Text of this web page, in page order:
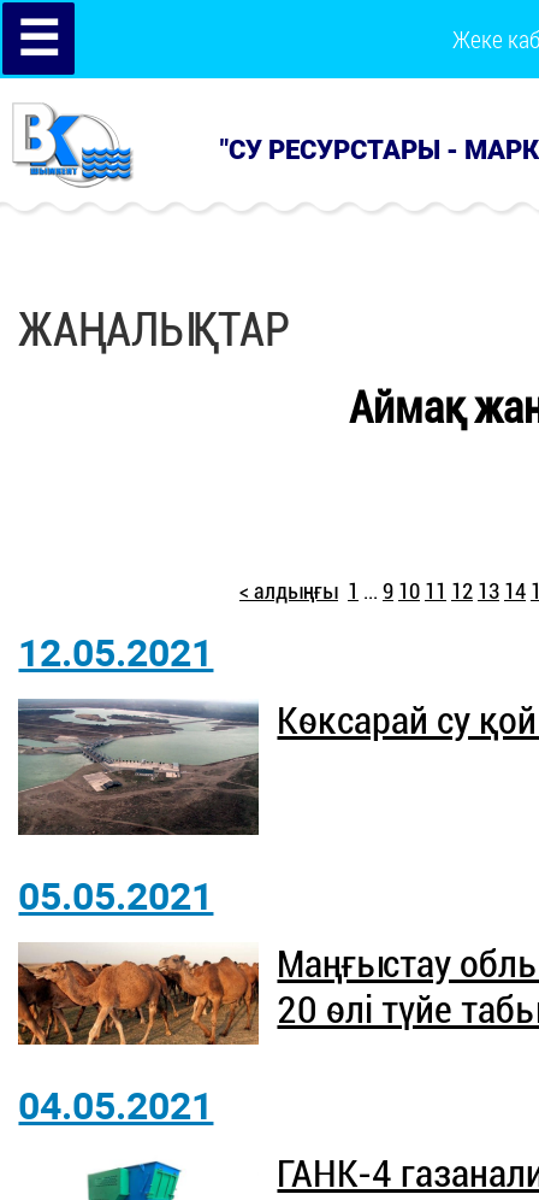
☰ Жеке
"СУ РЕСУРСТАРЫ -
ЖАҢАЛЫҚТАР
Аймақ
< алдыңғы 1 ... 9 10 11 12 13 14
12.05.2021
Көксарай су
05.05.2021
Маңғыстау
20 өлі түйе
04.05.2021
ГАНК-4